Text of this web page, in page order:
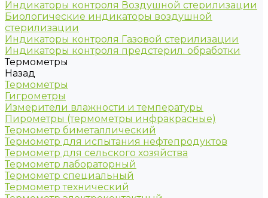
Индикаторы контроля Воздушной стерилизации
Биологические индикаторы воздушной
стерилизации
Индикаторы контроля Газовой стерилизации
Индикаторы контроля предстерил. обработки
Термометры
Назад
Термометры
Гигрометры
Измерители влажности и температуры
Пирометры (термометры инфракрасные)
Термометр биметаллический
Термометр для испытания нефтепродуктов
Термометр для сельского хозяйства
Термометр лабораторный
Термометр специальный
Термометр технический